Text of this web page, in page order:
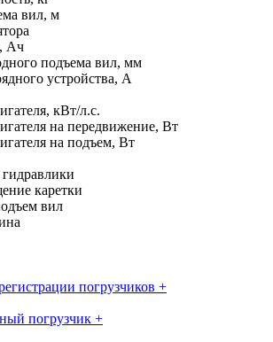
вил, м
Ач
подъема вил, мм
устройства, А
кВт/л.с.
на передвижение, Вт
на подъем, Вт
каретки
вил
погрузчиков +
погрузчик +